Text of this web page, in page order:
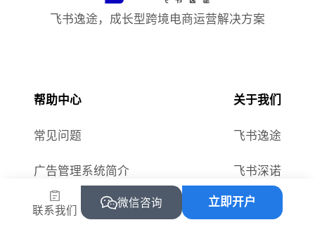
飞书逸途，成长型跨境电商运营解决方案
帮助中心 关于我们
常见问题 飞书逸途
广告管理系统简介 飞书深诺
联系我们
微信咨询 立即开户